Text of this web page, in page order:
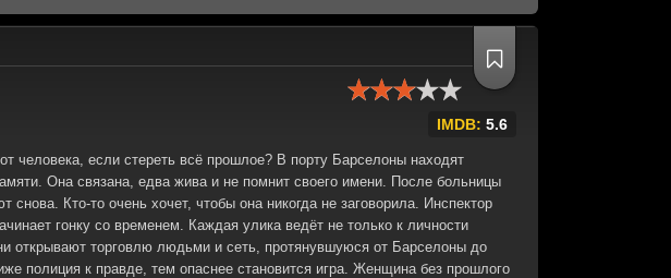
IMDB: 5.6
человека, если стереть всё прошлое? В порту Барселоны находят
Она связана, едва жива и не помнит своего имени. После больницы
снова. Кто-то очень хочет, чтобы она никогда не заговорила. Инспектор
гонку со временем. Каждая улика ведёт не только к личности
открывают торговлю людьми и сеть, протянувшуюся от Барселоны до
полиция к правде, тем опаснее становится игра. Женщина без прошлого